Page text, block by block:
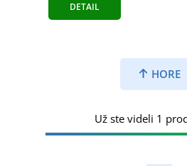
DETAIL
HORE
Už ste videli 1